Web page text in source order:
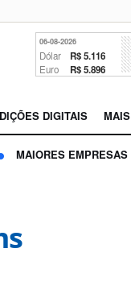
06-08-2026
Dólar R$ 5.116
Euro R$ 5.896
DIGITAIS
MAIORES EMPRESAS